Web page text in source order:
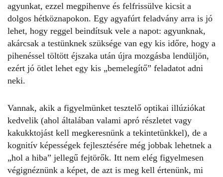
agyunkat, ezzel megpihenve és felfrissülve kicsit a
dolgos hétköznapokon. Egy agyafúrt feladvány arra is jó
lehet, hogy reggel beindítsuk vele a napot: agyunknak,
akárcsak a testünknek szüksége van egy kis időre, hogy a
pihenéssel töltött éjszaka után újra mozgásba lendüljön,
ezért jó ötlet lehet egy kis „bemelegítő” feladatot adni
neki.
Vannak, akik a figyelmünket tesztelő optikai illúziókat
kedvelik (ahol általában valami apró részletet vagy
kakukktojást kell megkeresnünk a tekintetünkkel), de a
kognitív képességek fejlesztésére még jobbak lehetnek a
„hol a hiba” jellegű fejtörők. Itt nem elég figyelmesen
végignéznünk a képet, de azt is meg kell értenünk, mi